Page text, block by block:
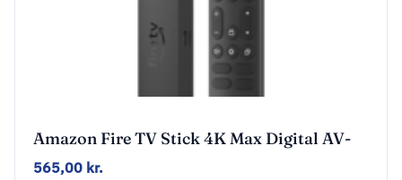
Amazon Fire TV Stick 4K Max Digital AV-
afspiller Sort
565,00 kr.